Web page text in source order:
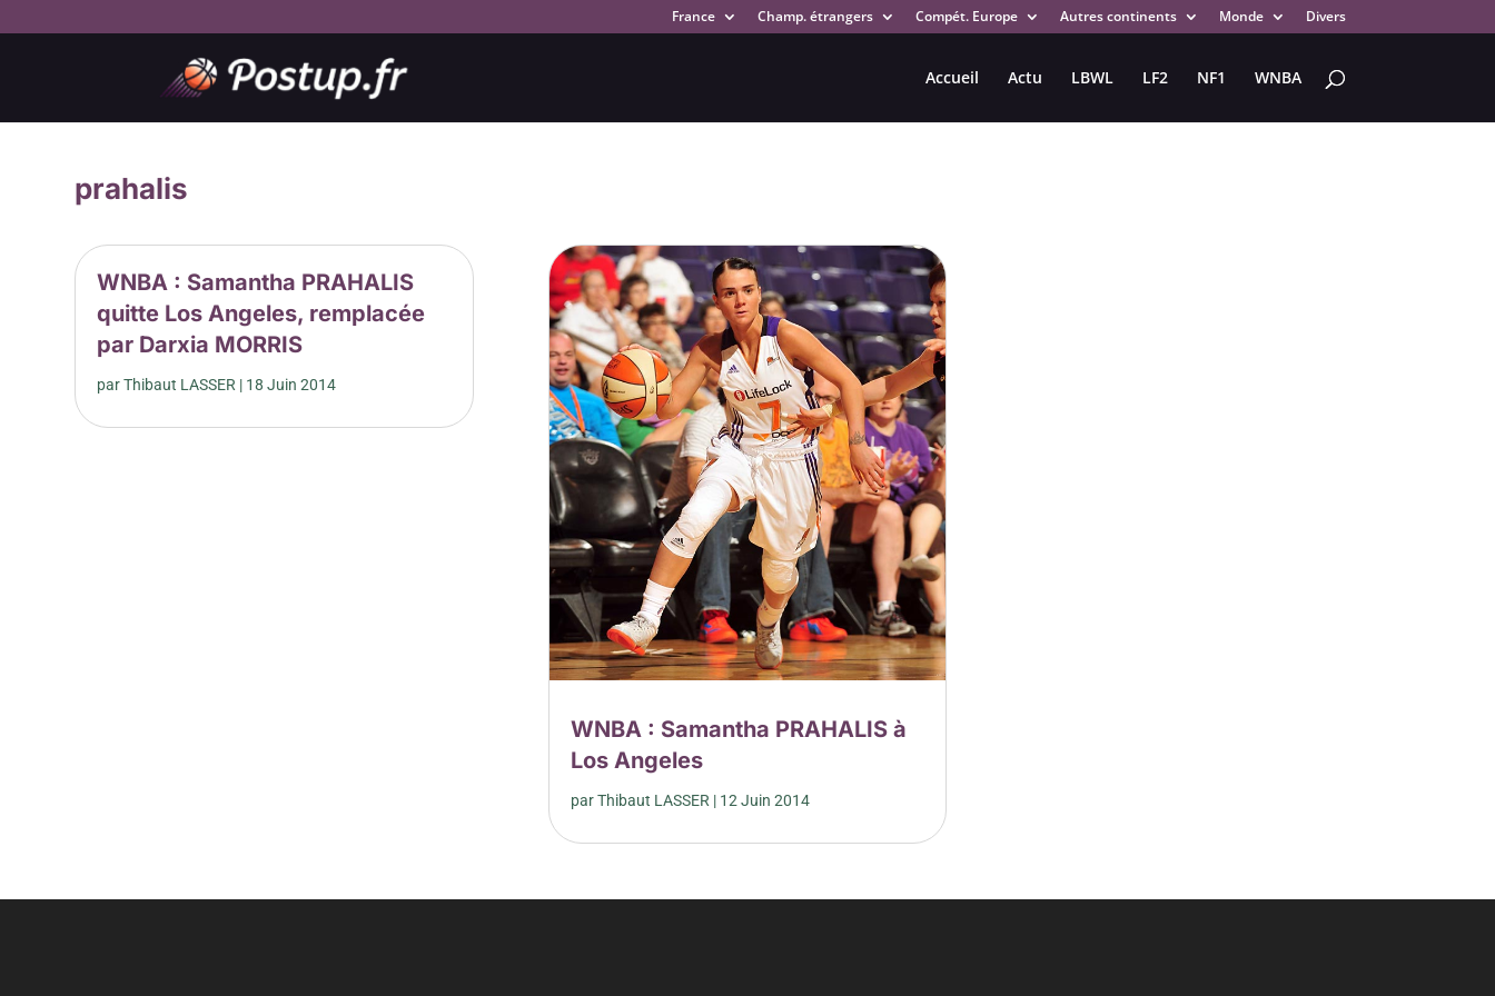
France Champ. étrangers Compét. Europe Autres continents Monde Divers
Accueil Actu LBWL LF2 NF1 WNBA
prahalis
WNBA : Samantha PRAHALIS
quitte Los Angeles, remplacée
par Darxia MORRIS
parThibaut LASSER | 18 Juin 2014
WNBA : Samantha PRAHALIS à
Los Angeles
parThibaut LASSER | 12 Juin 2014